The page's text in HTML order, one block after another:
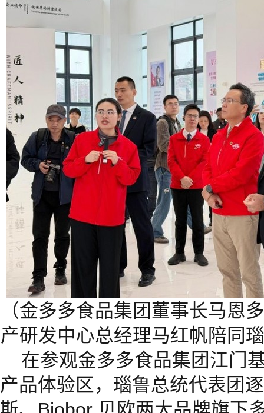
（金多多食品集团董事长马恩
产研发中心总经理马红帆陪同
在参观金多多食品集团江门
产品体验区，瑙鲁总统代表团